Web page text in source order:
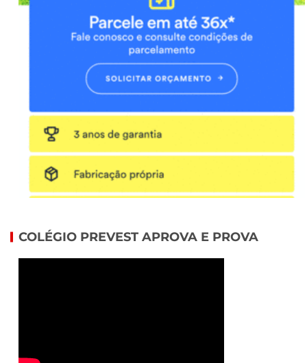
COLÉGIO PREVEST APROVA E PROVA